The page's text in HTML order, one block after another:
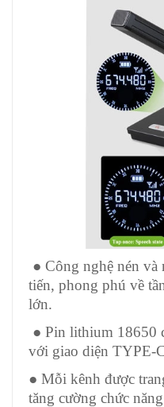
● Công nghệ nén và
tiến, phong phú về
lớn.
● Pin lithium 18650
với giao diện TYPE-
● Mỗi kênh được
tăng cường chức